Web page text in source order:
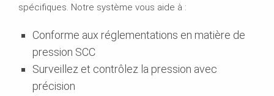
spécifiques. Notre système vous aide à :
Conforme aux réglementations en matière de
pression SCC
Surveillez et contrôlez la pression avec
précision